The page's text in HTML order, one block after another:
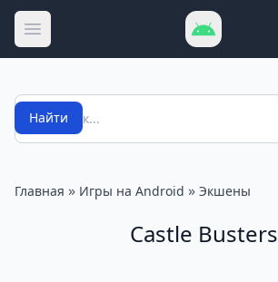
Открыть меню
Поиск
Найти
Главная » Игры на Android » Экшены
Castle Busters